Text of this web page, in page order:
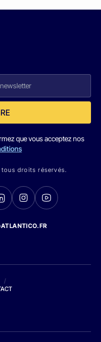
que vous acceptez nos
droits réservés.
/